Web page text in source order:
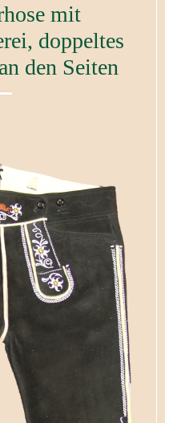
mit
doppeltes
den Seiten